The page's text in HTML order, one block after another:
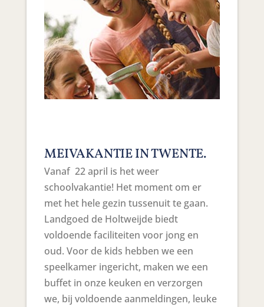
MEIVAKANTIE IN TWENTE.
Vanaf 22 april is het weer
schoolvakantie! Het moment om er
met het hele gezin tussenuit te gaan.
Landgoed de Holtweijde biedt
voldoende faciliteiten voor jong en
oud. Voor de kids hebben we een
speelkamer ingericht, maken we een
buffet in onze keuken en verzorgen
we, bij voldoende aanmeldingen, leuke